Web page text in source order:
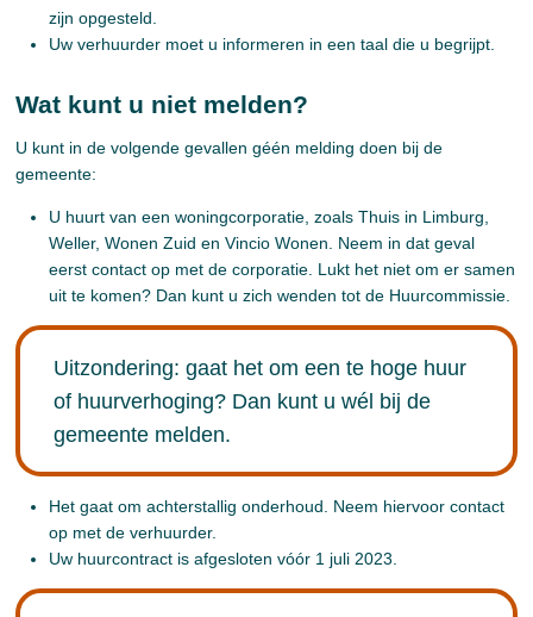
zijn opgesteld.
Uw verhuurder moet u informeren in een taal die u begrijpt.
Wat kunt u niet melden?
U kunt in de volgende gevallen géén melding doen bij de
gemeente:
U huurt van een woningcorporatie, zoals Thuis in Limburg,
Weller, Wonen Zuid en Vincio Wonen. Neem in dat geval
eerst contact op met de corporatie. Lukt het niet om er samen
uit te komen? Dan kunt u zich wenden tot de Huurcommissie.
Uitzondering: gaat het om een te hoge huur
of huurverhoging? Dan kunt u wél bij de
gemeente melden.
Het gaat om achterstallig onderhoud. Neem hiervoor contact
op met de verhuurder.
Uw huurcontract is afgesloten vóór 1 juli 2023.